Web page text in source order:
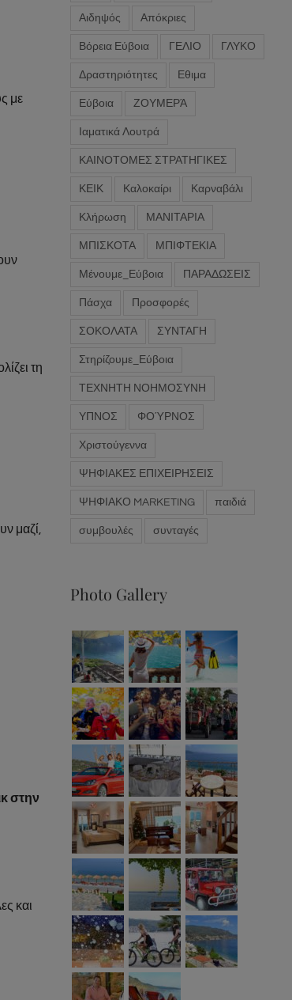
με
τη
μαζί,
στην
και
Αιδηψός Απόκριες
Βόρεια Εύβοια ΓΕΛΙΟ ΓΛΥΚΟ
Δραστηριότητες Εθιμα
Εύβοια ΖΟΥΜΕΡΆ
Ιαματικά Λουτρά
ΚΑΙΝΟΤΟΜΕΣ ΣΤΡΑΤΗΓΙΚΕΣ
ΚΕΙΚ Καλοκαίρι Καρναβάλι
Κλήρωση ΜΑΝΙΤΑΡΙΑ
ΜΠΙΣΚΟΤΑ ΜΠΙΦΤΕΚΙΑ
Μένουμε_Εύβοια ΠΑΡΑΔΩΣΕΙΣ
Πάσχα Προσφορές
ΣΟΚΟΛΑΤΑ ΣΥΝΤΑΓΗ
Στηρίζουμε_Εύβοια
ΤΕΧΝΗΤΗ ΝΟΗΜΟΣΥΝΗ
ΥΠΝΟΣ ΦΟΎΡΝΟΣ
Χριστούγεννα
ΨΗΦΙΑΚΕΣ ΕΠΙΧΕΙΡΗΣΕΙΣ
ΨΗΦΙΑΚΟ MARKETING παιδιά
συμβουλές συνταγές
Photo Gallery